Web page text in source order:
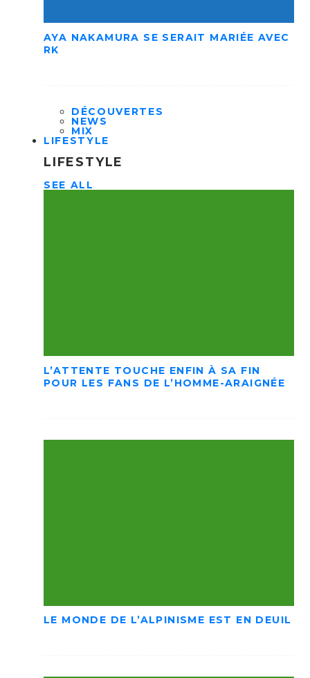
AYA NAKAMURA SE SERAIT MARIÉE AVEC
RK
DÉCOUVERTES
NEWS
MIX
LIFESTYLE
LIFESTYLE
SEE ALL
L’ATTENTE TOUCHE ENFIN À SA FIN
POUR LES FANS DE L’HOMME-ARAIGNÉE
LE MONDE DE L’ALPINISME EST EN DEUIL